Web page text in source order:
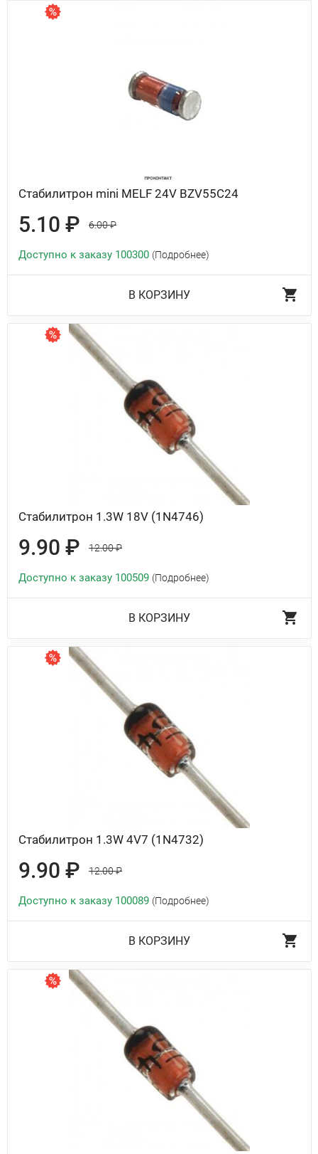
Стабилитрон mini MELF 24V BZV55C24
5.10 ₽ 6.00 ₽
Доступно к заказу 100300 (Подробнее)
В КОРЗИНУ
Стабилитрон 1.3W 18V (1N4746)
9.90 ₽ 12.00 ₽
Доступно к заказу 100509 (Подробнее)
В КОРЗИНУ
Стабилитрон 1.3W 4V7 (1N4732)
9.90 ₽ 12.00 ₽
Доступно к заказу 100089 (Подробнее)
В КОРЗИНУ